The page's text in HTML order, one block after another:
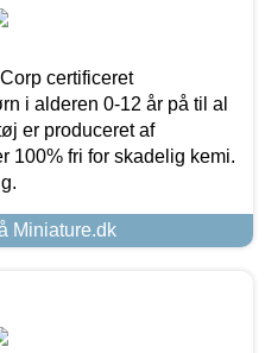
certificeret
i alderen 0-12 år på til al
er produceret af
100% fri for skadelig kemi.
Miniature.dk